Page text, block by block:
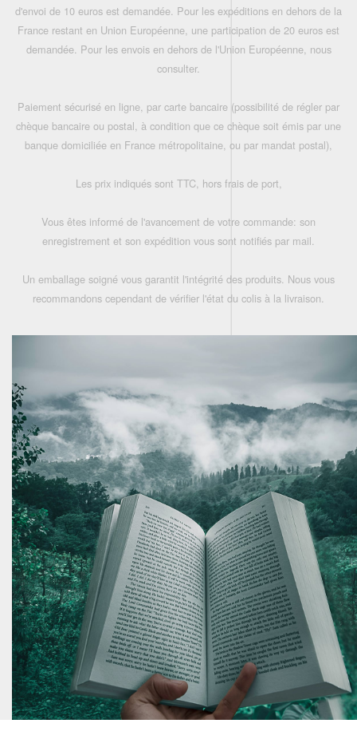
d'envoi de 10 euros est demandée. Pour les expéditions en dehors de la
France restant en Union Européenne, une participation de 20 euros est
demandée. Pour les envois en dehors de l'Union Européenne, nous
consulter.
Paiement sécurisé en ligne, par carte bancaire (possibilité de régler par
chèque bancaire ou postal, à condition que ce chèque soit émis par une
banque domiciliée en France métropolitaine, ou par mandat postal),
Les prix indiqués sont TTC, hors frais de port,
Vous êtes informé de l'avancement de votre commande: son
enregistrement et son expédition vous sont notifiés par mail.
Un emballage soigné vous garantit l'intégrité des produits. Nous vous
recommandons cependant de vérifier l'état du colis à la livraison.